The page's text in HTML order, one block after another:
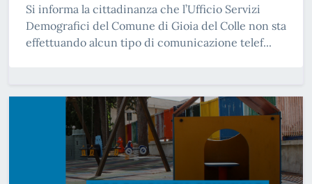
Si informa la cittadinanza che l’Ufficio Servizi
Demografici del Comune di Gioia del Colle non sta
effettuando alcun tipo di comunicazione telef...